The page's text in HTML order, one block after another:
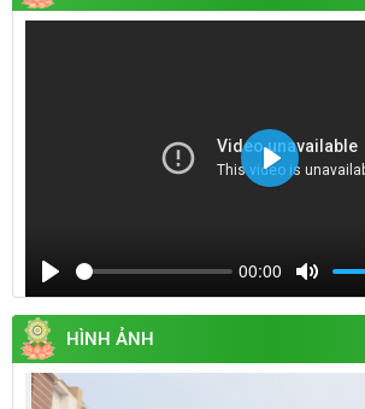
Play
00:00
Mute
Play
HÌNH ẢNH